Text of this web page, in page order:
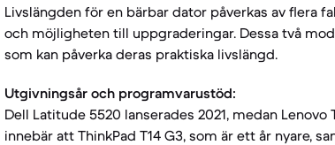
Livslängden för en bärbar dator påverkas av flera
och möjligheten till uppgraderingar. Dessa två
som kan påverka deras praktiska livslängd.
Utgivningsår och programvarustöd:
Dell Latitude 5520 lanserades 2021, medan
innebär att ThinkPad T14 G3, som är ett år nyare,